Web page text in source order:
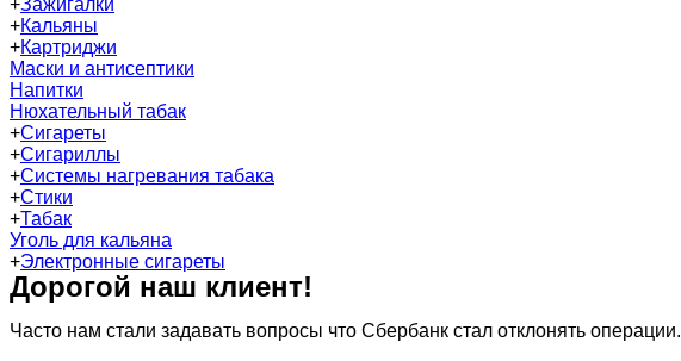
+Кальяны
+Картриджи
Маски и антисептики
Напитки
Нюхательный табак
+Сигареты
+Сигариллы
+Системы нагревания табака
+Стики
+Табак
Уголь для кальяна
+Электронные сигареты
Дорогой наш клиент!
Часто нам стали задавать вопросы что Сбербанк стал отклонять операции.